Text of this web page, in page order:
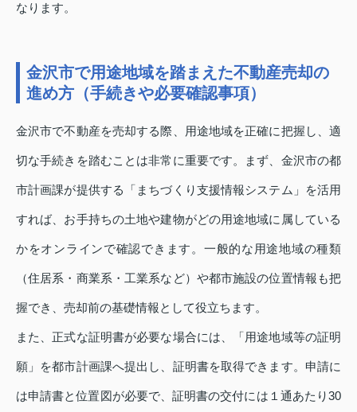
なります。
金沢市で用途地域を踏まえた不動産売却の
進め方（手続きや必要確認事項）
金沢市で不動産を売却する際、用途地域を正確に把握し、適
切な手続きを踏むことは非常に重要です。まず、金沢市の都
市計画課が提供する「まちづくり支援情報システム」を活用
すれば、お手持ちの土地や建物がどの用途地域に属している
かをオンラインで確認できます。一般的な用途地域の種類
（住居系・商業系・工業系など）や都市施設の位置情報も把
握でき、売却前の基礎情報として役立ちます。
また、正式な証明書が必要な場合には、「用途地域等の証明
願」を都市計画課へ提出し、証明書を取得できます。申請に
は申請書と位置図が必要で、証明書の交付には１通あたり30